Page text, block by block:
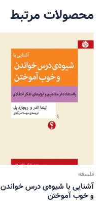
محصولات مرتبط
فلسفه
آشنایی با شیوه‌ی درس خواندن
و خوب آموختن